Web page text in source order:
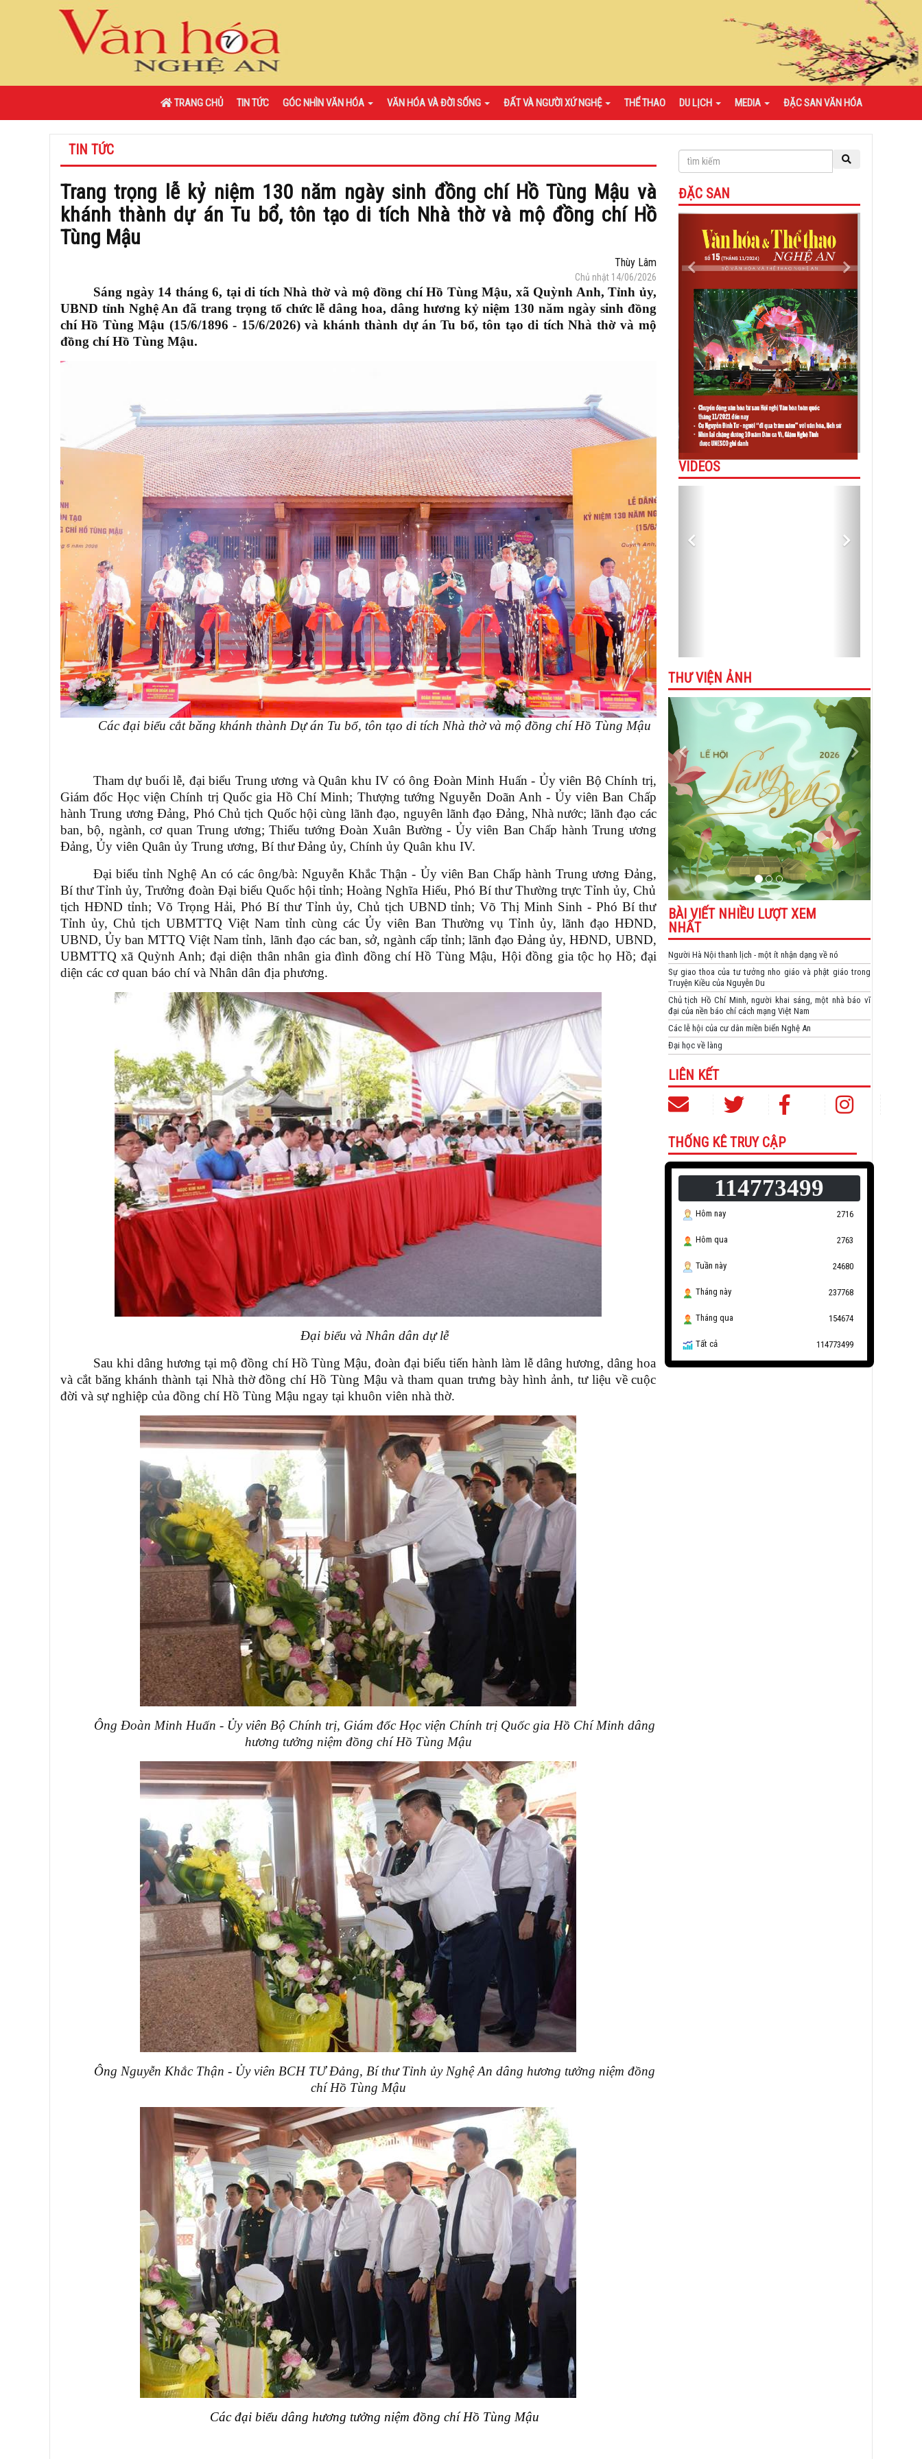
TRANG CHỦ TIN TỨC GÓC NHÌN VĂN HÓA VĂN HÓA VÀ ĐỜI SỐNG ĐẤT VÀ NGƯỜI XỨ NGHỆ THỂ THAO DU LỊCH MEDIA ĐẶC SAN VĂN HÓA
TIN TỨC
Trang trọng lễ kỷ niệm 130 năm ngày sinh đồng chí Hồ Tùng Mậu và
khánh thành dự án Tu bổ, tôn tạo di tích Nhà thờ và mộ đồng chí Hồ
Tùng Mậu
Thùy Lâm
Chủ nhật 14/06/2026
Sáng ngày 14 tháng 6, tại di tích Nhà thờ và mộ đồng chí Hồ Tùng Mậu, xã Quỳnh Anh, Tỉnh ủy,
UBND tỉnh Nghệ An đã trang trọng tổ chức lễ dâng hoa, dâng hương kỷ niệm 130 năm ngày sinh đồng
chí Hồ Tùng Mậu (15/6/1896 - 15/6/2026) và khánh thành dự án Tu bổ, tôn tạo di tích Nhà thờ và mộ
đồng chí Hồ Tùng Mậu.
Các đại biểu cắt băng khánh thành Dự án Tu bổ, tôn tạo di tích Nhà thờ và mộ đồng chí Hồ Tùng Mậu
Tham dự buổi lễ, đại biểu Trung ương và Quân khu IV có ông Đoàn Minh Huấn - Ủy viên Bộ Chính trị,
Giám đốc Học viện Chính trị Quốc gia Hồ Chí Minh; Thượng tướng Nguyễn Doãn Anh - Ủy viên Ban Chấp
hành Trung ương Đảng, Phó Chủ tịch Quốc hội cùng lãnh đạo, nguyên lãnh đạo Đảng, Nhà nước; lãnh đạo các
ban, bộ, ngành, cơ quan Trung ương; Thiếu tướng Đoàn Xuân Bường - Ủy viên Ban Chấp hành Trung ương
Đảng, Ủy viên Quân ủy Trung ương, Bí thư Đảng ủy, Chính ủy Quân khu IV.
Đại biểu tỉnh Nghệ An có các ông/bà: Nguyễn Khắc Thận - Ủy viên Ban Chấp hành Trung ương Đảng,
Bí thư Tỉnh ủy, Trưởng đoàn Đại biểu Quốc hội tỉnh; Hoàng Nghĩa Hiếu, Phó Bí thư Thường trực Tỉnh ủy, Chủ
tịch HĐND tỉnh; Võ Trọng Hải, Phó Bí thư Tỉnh ủy, Chủ tịch UBND tỉnh; Võ Thị Minh Sinh - Phó Bí thư
Tỉnh ủy, Chủ tịch UBMTTQ Việt Nam tỉnh cùng các Ủy viên Ban Thường vụ Tỉnh ủy, lãnh đạo HĐND,
UBND, Ủy ban MTTQ Việt Nam tỉnh, lãnh đạo các ban, sở, ngành cấp tỉnh; lãnh đạo Đảng ủy, HĐND, UBND,
UBMTTQ xã Quỳnh Anh; đại diện thân nhân gia đình đồng chí Hồ Tùng Mậu, Hội đồng gia tộc họ Hồ; đại
diện các cơ quan báo chí và Nhân dân địa phương.
Đại biểu và Nhân dân dự lễ
Sau khi dâng hương tại mộ đồng chí Hồ Tùng Mậu, đoàn đại biểu tiến hành làm lễ dâng hương, dâng hoa
và cắt băng khánh thành tại Nhà thờ đồng chí Hồ Tùng Mậu và tham quan trưng bày hình ảnh, tư liệu về cuộc
đời và sự nghiệp của đồng chí Hồ Tùng Mậu ngay tại khuôn viên nhà thờ.
Ông Đoàn Minh Huấn - Ủy viên Bộ Chính trị, Giám đốc Học viện Chính trị Quốc gia Hồ Chí Minh dâng
hương tưởng niệm đồng chí Hồ Tùng Mậu
Ông Nguyễn Khắc Thận - Ủy viên BCH TƯ Đảng, Bí thư Tỉnh ủy Nghệ An dâng hương tưởng niệm đồng
chí Hồ Tùng Mậu
Các đại biểu dâng hương tưởng niệm đồng chí Hồ Tùng Mậu
ĐẶC SAN
VIDEOS
THƯ VIỆN ẢNH
Previous
Next
BÀI VIẾT NHIỀU LƯỢT XEM
NHẤT
Người Hà Nội thanh lịch - một ít nhận dạng về nó
Sự giao thoa của tư tưởng nho giáo và phật giáo trong
Truyện Kiều của Nguyễn Du
Chủ tịch Hồ Chí Minh, người khai sáng, một nhà báo vĩ
đại của nền báo chí cách mạng Việt Nam
Các lễ hội của cư dân miền biển Nghệ An
Đại học về làng
LIÊN KẾT
THỐNG KÊ TRUY CẬP
114773499
Hôm nay 2716
Hôm qua 2763
Tuần này 24680
Tháng này 237768
Tháng qua 154674
Tất cả 114773499